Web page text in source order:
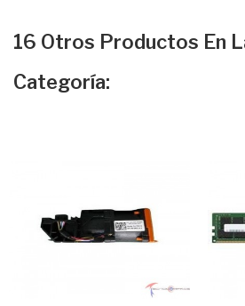
16 Otros Productos En
Categoría: